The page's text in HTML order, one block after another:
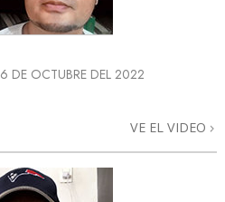
6 DE OCTUBRE DEL 2022
VE EL VIDEO